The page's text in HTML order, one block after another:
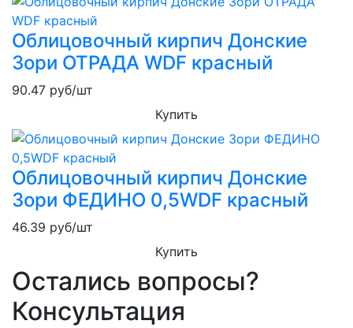
Облицовочный кирпич Донские
Зори ОТРАДА WDF красный
90.47 руб/шт
Купить
Облицовочный кирпич Донские
Зори ФЕДИНО 0,5WDF красный
46.39 руб/шт
Купить
Остались вопросы?
Консультация